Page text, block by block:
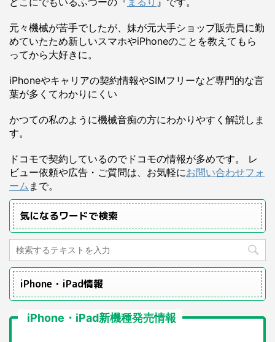
元々機械が苦手でしたが、妹が元大手ショップ販売員に勤
めていたため新しいスマホやiPhoneのことを教えてもら
ってから大好きに。
iPhoneやキャリアの契約情報やSIMフリーなど専門的な言
葉が多くてわかりにくい
かつての私のように機械音痴の方にわかりやすく解説しま
す。
ドコモで契約しているのでドコモの情報が多めです。 レ
ビュー依頼や広告・ご質問は、お気軽にお問い合わせフォ
ーム まで。
気になるワードで検索
iPhone・iPad情報
iPhone・iPad新機種発売情報